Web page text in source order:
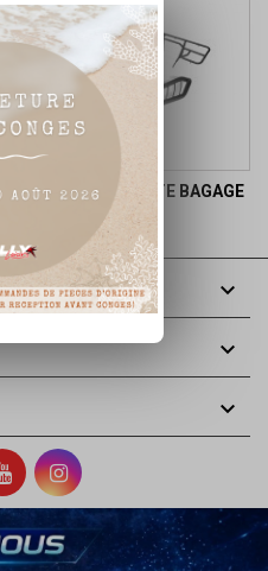
BUMPER ET PORTE BAGAGE


